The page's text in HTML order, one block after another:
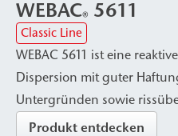
WEBAC® 5611
Classic Line
WEBAC 5611 ist eine
Dispersion mit guter
Untergründen sowie
Eigenschaften. Durch die
Produkt entdecken